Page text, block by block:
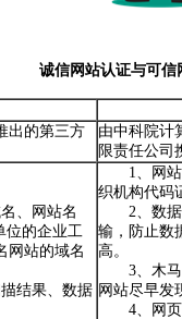
诚信网站认证与可信
出的第三方
由中科院计
限责任公司
、网站名
位的企业工
网站的域名
结果、数据
1、网站
织机构代码
2、数据
输，防止数
高。
3、木马
网站尽早发
4、网页